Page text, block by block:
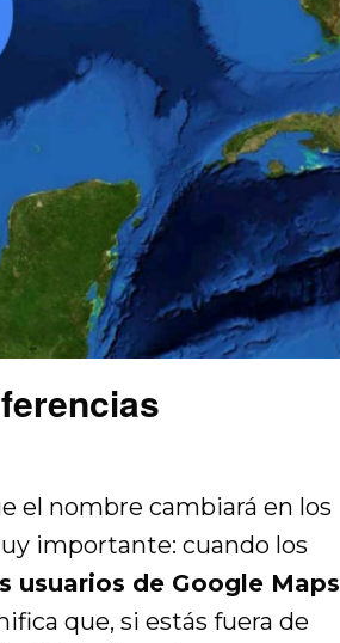
el nombre cambiará en los
importante: cuando los
usuarios de Google Maps
que, si estás fuera de